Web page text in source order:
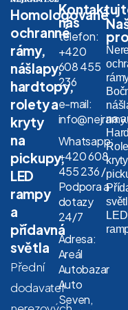
Homologované
ochranné
rámy,
nášlapy,
hardtopy,
rolety a
kryty
na
pickupy,
LED
rampy
a
přídavná
světla
Přední
dodavatel
nás
telefon:
+420
608 455
236
e-mail:
Whatsapp:
+420 608
455 236 /
Podpora a
dotazy
24/7
Adresa:
Areál
Autobazar
Auto
Seven,
na
LED